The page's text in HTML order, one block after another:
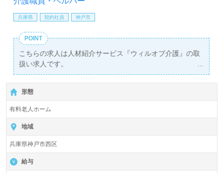
兵庫県 契約社員 神戸市
POINT
こちらの求人は人材紹介サービス『ウィルオブ介護』の取
扱い求人です。
詳細に関してお気軽にご相談ください♪
【無料】で皆さんの転職活動をサポートいたします。
形態
有料老人ホーム
地域
兵庫県神戸市西区
給与